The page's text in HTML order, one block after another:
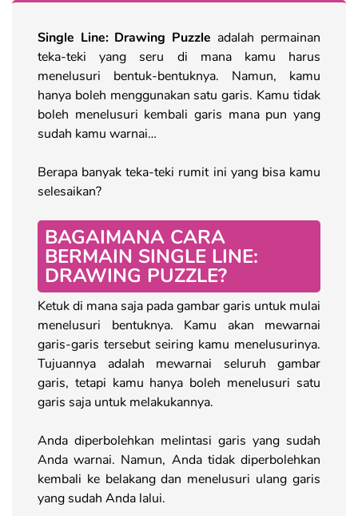
Single Line: Drawing Puzzle adalah permainan
teka-teki yang seru di mana kamu harus
menelusuri bentuk-bentuknya. Namun, kamu
hanya boleh menggunakan satu garis. Kamu tidak
boleh menelusuri kembali garis mana pun yang
sudah kamu warnai…
Berapa banyak teka-teki rumit ini yang bisa kamu
selesaikan?
BAGAIMANA CARA
BERMAIN SINGLE LINE:
DRAWING PUZZLE?
Ketuk di mana saja pada gambar garis untuk mulai
menelusuri bentuknya. Kamu akan mewarnai
garis-garis tersebut seiring kamu menelusurinya.
Tujuannya adalah mewarnai seluruh gambar
garis, tetapi kamu hanya boleh menelusuri satu
garis saja untuk melakukannya.
Anda diperbolehkan melintasi garis yang sudah
Anda warnai. Namun, Anda tidak diperbolehkan
kembali ke belakang dan menelusuri ulang garis
yang sudah Anda lalui.